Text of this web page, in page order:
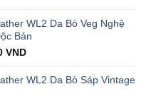
VND.
is:
429.000 VND.
WL2 Da Bò Veg Nghệ
Bản
VND.
VNDCurrent
is:
WL2 Da Bò Sáp Vintage